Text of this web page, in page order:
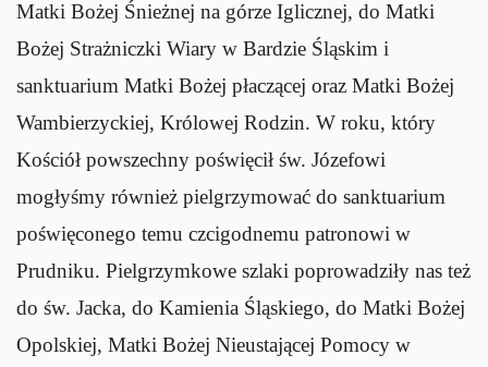
Matki Bożej Śnieżnej na górze Iglicznej, do Matki
Bożej Strażniczki Wiary w Bardzie Śląskim i
sanktuarium Matki Bożej płaczącej oraz Matki Bożej
Wambierzyckiej, Królowej Rodzin. W roku, który
Kościół powszechny poświęcił św. Józefowi
mogłyśmy również pielgrzymować do sanktuarium
poświęconego temu czcigodnemu patronowi w
Prudniku. Pielgrzymkowe szlaki poprowadziły nas też
do św. Jacka, do Kamienia Śląskiego, do Matki Bożej
Opolskiej, Matki Bożej Nieustającej Pomocy w